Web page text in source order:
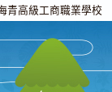
青高級工商職業學校